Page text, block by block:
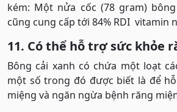
kém: Một nửa cốc (78 gram)
cũng cung cấp tới 84% RDI vitamin
11. Có thể hỗ trợ sức khỏe
Bông cải xanh có chứa một loạt
một số trong đó được biết là để
miệng và ngăn ngừa bệnh răng